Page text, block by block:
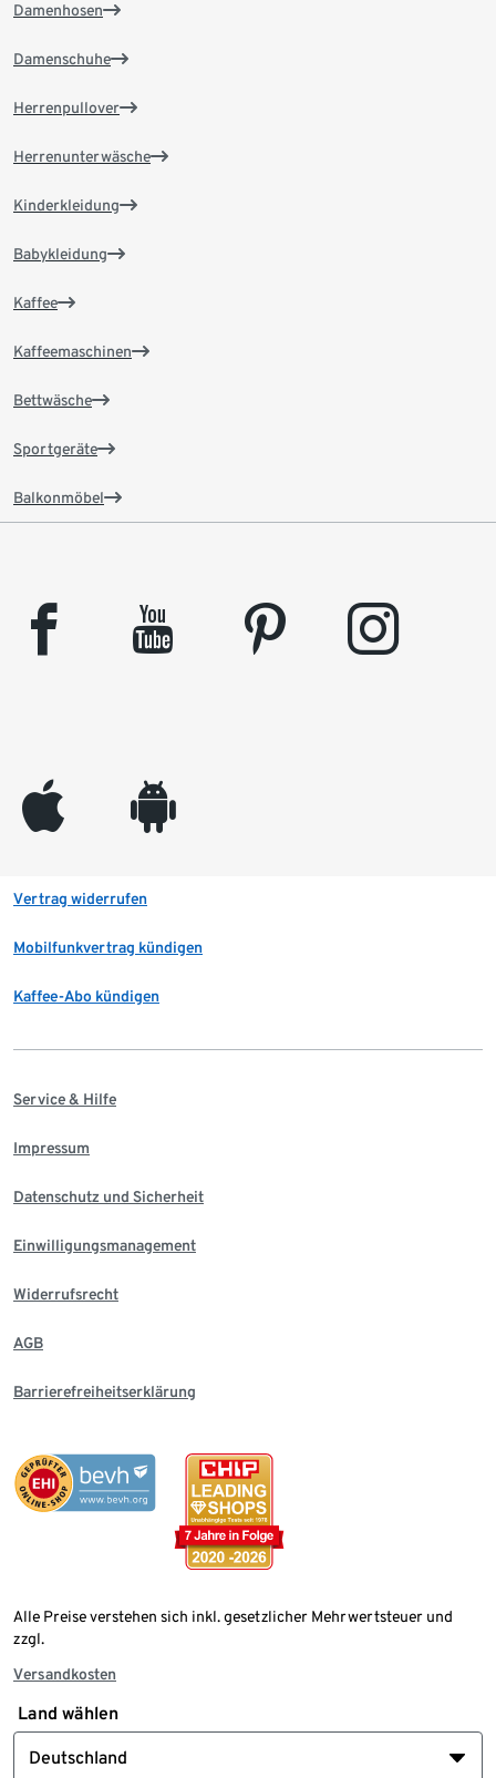
Damenhosen
Damenschuhe
Herrenpullover
Herrenunterwäsche
Kinderkleidung
Babykleidung
Kaffee
Kaffeemaschinen
Bettwäsche
Sportgeräte
Balkonmöbel
facebook youtube pinterest instagram
appleinc android
Vertrag widerrufen
Mobilfunkvertrag kündigen
Kaffee-Abo kündigen
Service & Hilfe
Impressum
Datenschutz und Sicherheit
Einwilligungsmanagement
Widerrufsrecht
AGB
Barrierefreiheitserklärung
Alle Preise verstehen sich inkl. gesetzlicher Mehrwertsteuer und
zzgl.
Versandkosten
Land wählen
Deutschland